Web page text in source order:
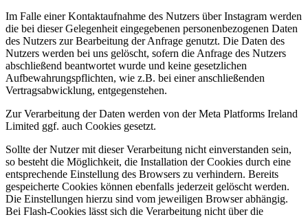
Im Falle einer Kontaktaufnahme des Nutzers über Instagram werden
die bei dieser Gelegenheit eingegebenen personenbezogenen Daten
des Nutzers zur Bearbeitung der Anfrage genutzt. Die Daten des
Nutzers werden bei uns gelöscht, sofern die Anfrage des Nutzers
abschließend beantwortet wurde und keine gesetzlichen
Aufbewahrungspflichten, wie z.B. bei einer anschließenden
Vertragsabwicklung, entgegenstehen.
Zur Verarbeitung der Daten werden von der Meta Platforms Ireland
Limited ggf. auch Cookies gesetzt.
Sollte der Nutzer mit dieser Verarbeitung nicht einverstanden sein,
so besteht die Möglichkeit, die Installation der Cookies durch eine
entsprechende Einstellung des Browsers zu verhindern. Bereits
gespeicherte Cookies können ebenfalls jederzeit gelöscht werden.
Die Einstellungen hierzu sind vom jeweiligen Browser abhängig.
Bei Flash-Cookies lässt sich die Verarbeitung nicht über die